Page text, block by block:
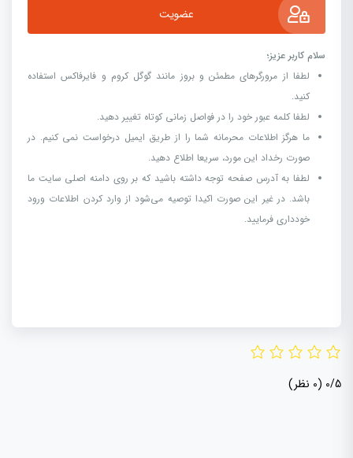
عضویت
سلام کاربر عزیز؛
لطفا از مرورگرهای مطمئن و بروز مانند گوگل کروم و فایرفاکس استفاده
کنید.
لطفا کلمه عبور خود را در فواصل زمانی کوتاه تغییر دهید.
ما هرگز اطلاعات محرمانه شما را از طریق ایمیل درخواست نمی کنیم. در
صورت رخداد این مورد، سریعا اطلاع دهید.
لطفا به آدرس صفحه توجه داشته باشید که بر روی دامنه اصلی سایت ما
باشد. در غیر این صورت اکیدا توصیه می‌شود از وارد کردن اطلاعات ورود
خودداری فرمایید.
0/5 (0 نظر)